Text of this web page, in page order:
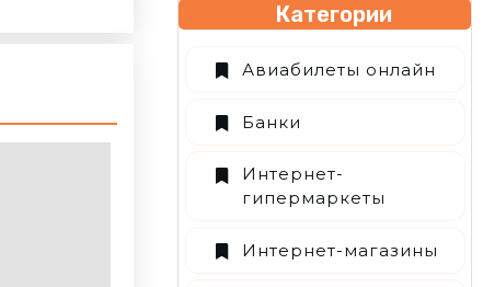
Категории
Авиабилеты онлайн
Банки
Интернет-
гипермаркеты
Интернет-магазины